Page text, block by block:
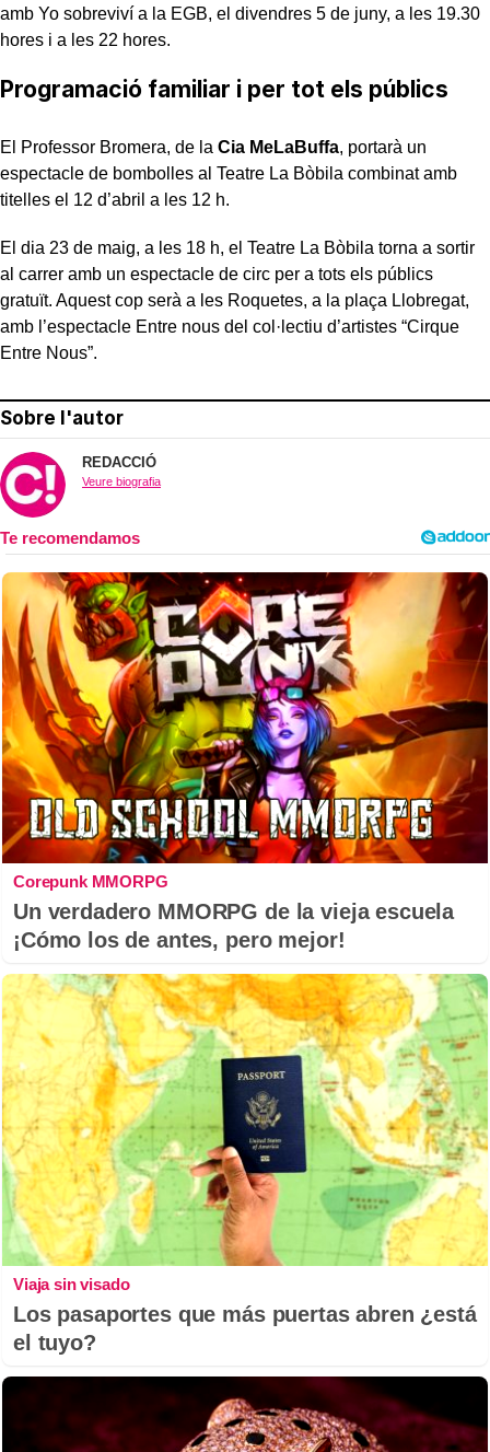
amb Yo sobreviví a la EGB, el divendres 5 de juny, a les 19.30
hores i a les 22 hores.
Programació familiar i per tot els públics
El Professor Bromera, de la Cia MeLaBuffa, portarà un
espectacle de bombolles al Teatre La Bòbila combinat amb
titelles el 12 d’abril a les 12 h.
El dia 23 de maig, a les 18 h, el Teatre La Bòbila torna a sortir
al carrer amb un espectacle de circ per a tots els públics
gratuït. Aquest cop serà a les Roquetes, a la plaça Llobregat,
amb l’espectacle Entre nous del col·lectiu d’artistes “Cirque
Entre Nous”.
Sobre l'autor
REDACCIÓ
Veure biografia
Corepunk MMORPG
Un verdadero MMORPG de la vieja escuela
¡Cómo los de antes, pero mejor!
Viaja sin visado
Los pasaportes que más puertas abren ¿está
el tuyo?